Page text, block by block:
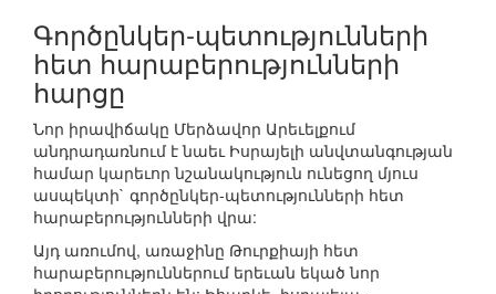
Գործընկեր-պետությունների
հետ հարաբերությունների
հարցը
Նոր իրավիճակը Մերձավոր Արեւելքում
անդրադառնում է նաեւ Իսրայելի անվտանգության
համար կարեւոր նշանակություն ունեցող մյուս
ասպեկտի` գործընկեր-պետությունների հետ
հարաբերությունների վրա:
Այդ առումով, առաջինը Թուրքիայի հետ
հարաբերություններում երեւան եկած նոր